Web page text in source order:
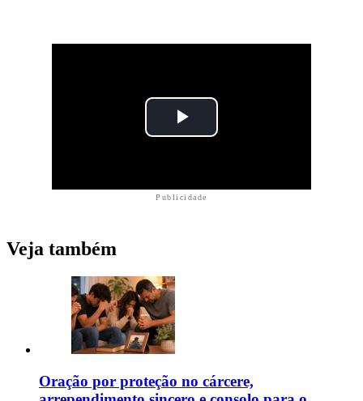
Publicidade
Veja também
Oração por proteção no cárcere,